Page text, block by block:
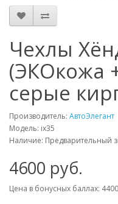
Чехлы
(ЭКОкожа
серые
Производитель: АвтоЭлегант
Модель: ix35
Наличие: Предварительный
4600 руб.
Цена в бонусных баллах: 4400